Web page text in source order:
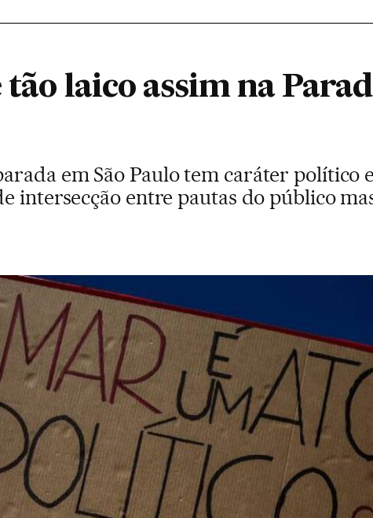
tão laico assim na
em São Paulo tem caráter político
intersecção entre pautas do público